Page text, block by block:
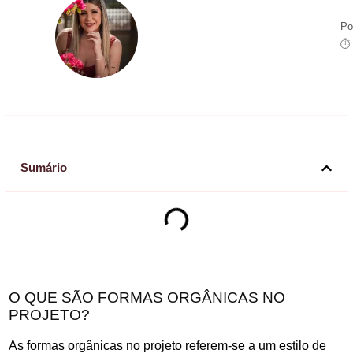
⏱
Sumário
O QUE SÃO FORMAS ORGÂNICAS NO
PROJETO?
As formas orgânicas no projeto referem-se a um estilo de